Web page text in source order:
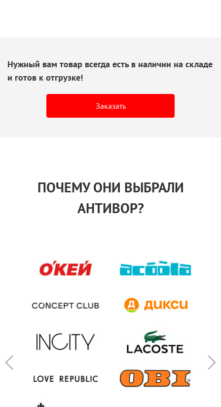
Нужный вам товар всегда есть в наличии на складе
и готов к отгрузке!
Заказать
ПОЧЕМУ ОНИ ВЫБРАЛИ
АНТИВОР?